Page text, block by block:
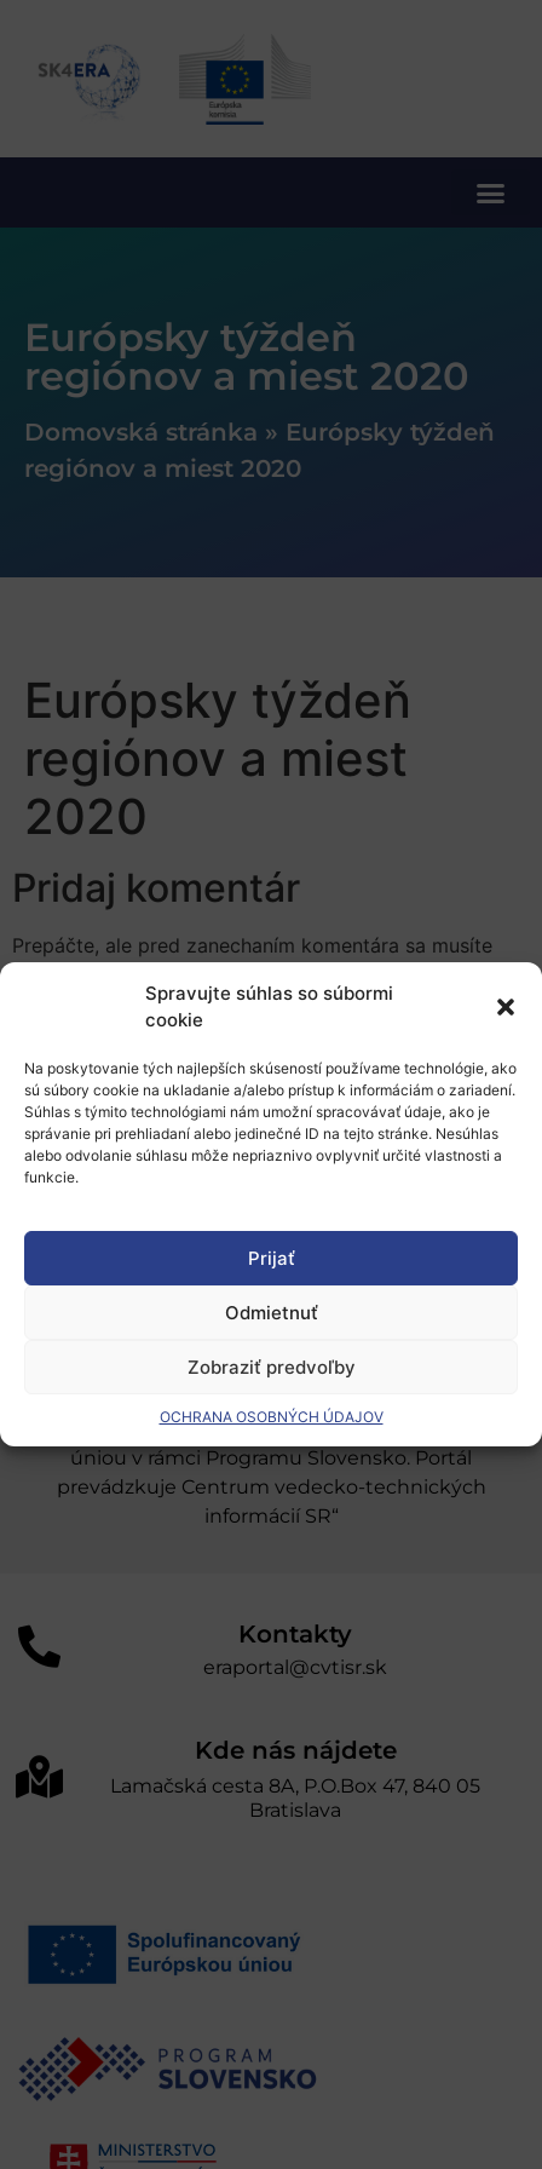
Spravujte súhlas so súbormi
cookie
Na poskytovanie tých najlepších skúseností používame technológie, ako
sú súbory cookie na ukladanie a/alebo prístup k informáciám o zariadení.
Súhlas s týmito technológiami nám umožní spracovávať údaje, ako je
správanie pri prehliadaní alebo jedinečné ID na tejto stránke. Nesúhlas
alebo odvolanie súhlasu môže nepriaznivo ovplyvniť určité vlastnosti a
funkcie.
Prijať
Odmietnuť
Zobraziť predvoľby
OCHRANA OSOBNÝCH ÚDAJOV
Európsky týždeň
regiónov a miest 2020
Domovská stránka » Európsky týždeň
regiónov a miest 2020
Európsky týždeň
regiónov a miest
2020
Pridaj komentár
Prepáčte, ale pred zanechaním komentára sa musíte
Európsky výskumný priestor
Podporné schémy a služby
Grantové programy pre výskum
„Projekt SK4ERA II je spolufinancovaný Európskou
úniou v rámci Programu Slovensko. Portál
prevádzkuje Centrum vedecko-technických
informácií SR“
Kontakty
eraportal@cvtisr.sk
Kde nás nájdete
Lamačská cesta 8A, P.O.Box 47, 840 05
Bratislava